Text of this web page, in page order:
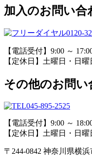
加入のお問い合
0120-
【電話受付】9:00 ～
【定休日】土曜日・日曜
その他のお問い
045-895-2525
【電話受付】9:00 ～
【定休日】土曜日・日曜
〒244-0842 神奈川県横